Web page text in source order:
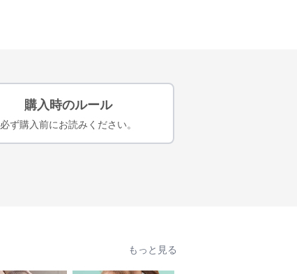
購入時のルール
必ず購入前にお読みください。
もっと見る